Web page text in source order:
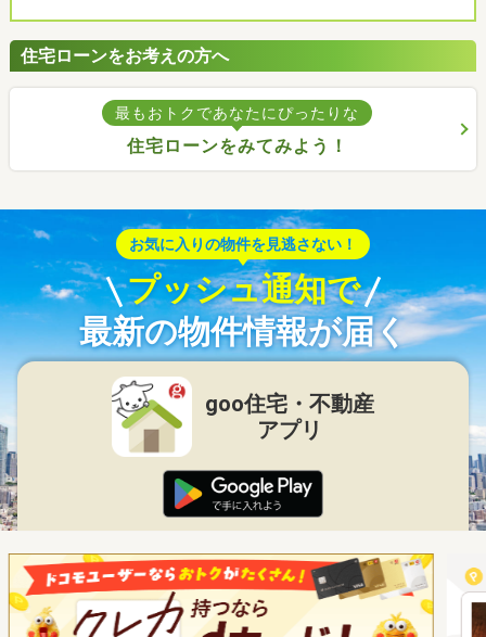
住宅ローンをお考えの方へ
最もおトクであなたにぴったりな
住宅ローンをみてみよう！
お気に入りの物件を見逃さない！
プッシュ通知で
最新の物件情報が届く
goo住宅・不動産
アプリ